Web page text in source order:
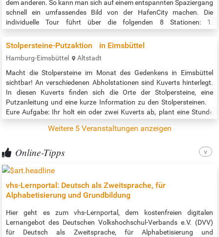
dem anderen. So kann man sich auf einem entspannten Spaziergang
schnell ein umfassendes Bild von der HafenCity machen. Die
individuelle Tour führt über die folgenden 8 Stationen: 1.
Tower 5. Hamburg Cruise Center HafenCity 6. Sumatrakontor 7.
25hours Hotel…
Stolpersteine-Putzaktion in Eimsbüttel
Hamburg-Eimsbüttel
Altstadt
Macht die Stolpersteine im Monat des Gedenkens in Eimsbüttel
sichtbar! An verschiedenen Abholstationen sind Kuverts hinterlegt.
In diesen Kuverts finden sich die Orte der Stolpersteine, eine
Putzanleitung und eine kurze Information zu den Stolpersteinen.
Eure Aufgabe: Ihr holt ein oder zwei Kuverts ab, plant eine Stunde
los. Viele Menschen stellen zum Erinnern eine Kerze neben den…
Weitere 5 Veranstaltungen anzeigen
Online-Tipps
vhs-Lernportal: Deutsch als Zweitsprache, für
Alphabetisierung und Grundbildung
Hier geht es zum vhs-Lernportal, dem kostenfreien digitalen
Lernangebot des Deutschen Volkshochschul-Verbands e.V. (DVV)
für Deutsch als Zweitsprache, für Alphabetisierung und